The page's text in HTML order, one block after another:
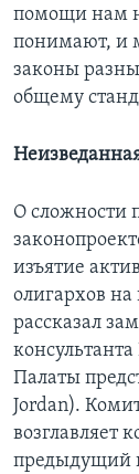
помощи нам
понимают, и
законы
общему
О сложности
изъятие
олигархов
рассказал
Палаты
Jordan).
возглавляет
предыдущий